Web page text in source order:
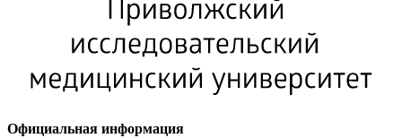
Официальная информация